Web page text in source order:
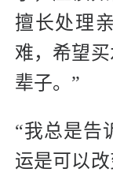
擅长处理
难，希望
辈子。”
“我总是告
运是可以